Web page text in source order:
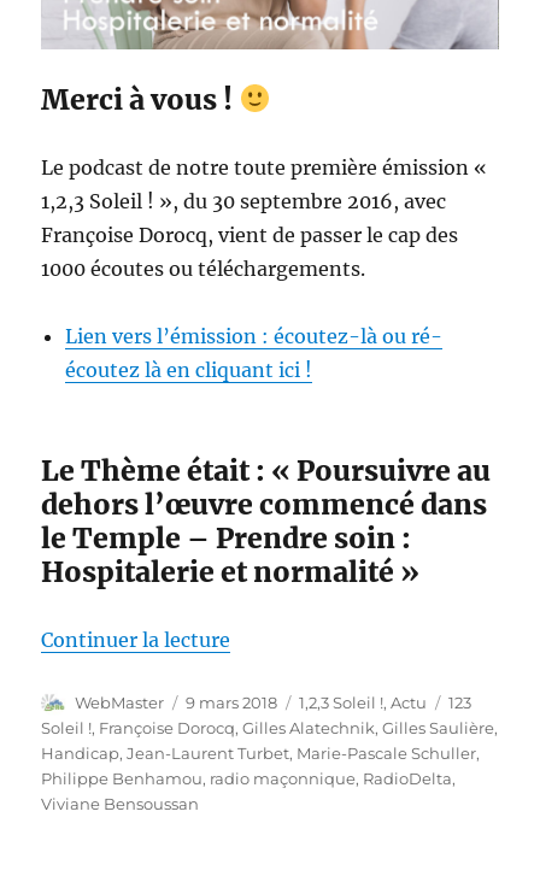
Merci à vous !
Le podcast de notre toute première émission «
1,2,3 Soleil ! », du 30 septembre 2016, avec
Françoise Dorocq, vient de passer le cap des
1000 écoutes ou téléchargements.
Lien vers l’émission : écoutez-là ou ré-
écoutez là en cliquant ici !
Le Thème était : « Poursuivre au
dehors l’œuvre commencé dans
le Temple – Prendre soin :
Hospitalerie et normalité »
Continuer la lecture
Auteur
WebMaster
Publié
le
9 mars 2018 Catégories
1,2,3 Soleil !,Actu Étiquettes
123
Soleil !, Françoise Dorocq,Gilles Alatechnik,Gilles Saulière,
Handicap,Jean-Laurent Turbet, Marie-Pascale Schuller,
Philippe Benhamou, radio maçonnique, RadioDelta,
Viviane Bensoussan